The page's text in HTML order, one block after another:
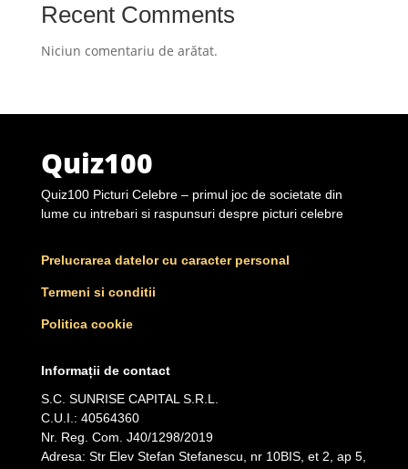
Recent Comments
Niciun comentariu de arătat.
Quiz100
Quiz100 Picturi Celebre – primul joc de societate din
lume cu intrebari si raspunsuri despre picturi celebre
Prelucrarea datelor cu caracter personal
Termeni si conditii
Politica cookie
Informații de contact
S.C. SUNRISE CAPITAL S.R.L.
C.U.I.: 40564360
Nr. Reg. Com. J40/1298/2019
Adresa: Str Elev Stefan Stefanescu, nr 10BIS, et 2, ap 5,